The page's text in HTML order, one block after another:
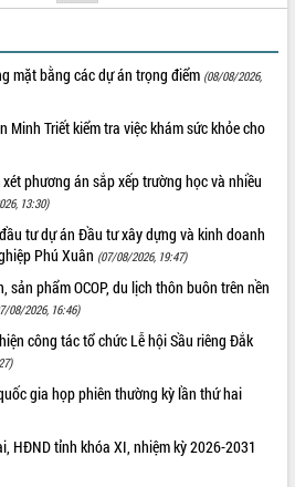
phí
kỳ
mặt bằng các dự án trọng điểm (08/08/2026,
Minh Triết kiểm tra việc khám sức khỏe cho
phương án sắp xếp trường học và nhiều
13:30)
tư dự án Đầu tư xây dựng và kinh doanh
Phú Xuân (07/08/2026, 19:47)
sản phẩm OCOP, du lịch thôn buôn trên nền
08/2026, 16:46)
công tác tổ chức Lễ hội Sầu riêng Đắk
gia họp phiên thường kỳ lần thứ hai
HĐND tỉnh khóa XI, nhiệm kỳ 2026-2031